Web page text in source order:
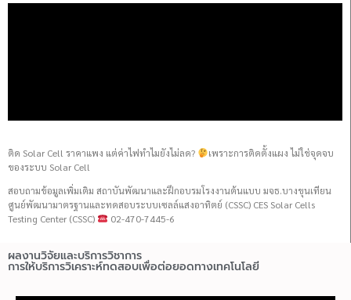
ติด Solar Cell ราคาแพง แต่ค่าไฟทำไมยังไม่ลด?
เพราะการติดตั้งแผง ไม่ใช่จุดจบ
ของระบบ Solar Cell
สอบถามข้อมูลเพิ่มเติม สถาบันพัฒนาและฝึกอบรมโรงงานต้นแบบ มจธ.บางขุนเทียน
ศูนย์พัฒนามาตรฐานและทดสอบระบบเซลล์แสงอาทิตย์ (CSSC) CES Solar Cells
Testing Center (CSSC)
02-470-7445-6
ผลงานวิจัยและบริการวิชาการ
การให้บริการวิเคราะห์ทดสอบเพื่อต่อยอดทางเทคโนโลยี